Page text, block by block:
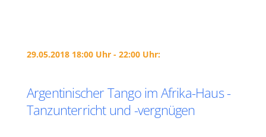
29.05.2018 18:00 Uhr - 22:00 Uhr:
Argentinischer Tango im Afrika-Haus -
Tanzunterricht und -vergnügen